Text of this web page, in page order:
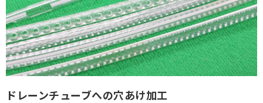
ドレーンチューブへの穴あけ加工